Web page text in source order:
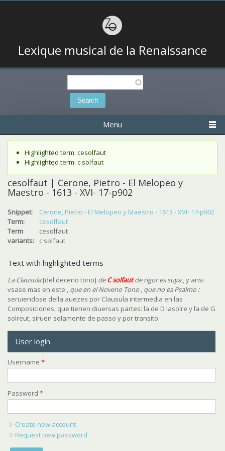
Lexique musical de la Renaissance
Search
Menu
Status message
Highlighted term: cesolfaut
Highlighted term: c solfaut
cesolfaut | Cerone, Pietro - El Melopeo y
Maestro - 1613 - XVI- 17-p902
Snippet:
Cerone, Pietro - El Melopeo y Maestro - 1613 - XVI- 17-p902
Term:
cesolfaut
Term
variants:
cesolfaut
c solfaut
Text with highlighted terms
La Clausula[del deceno tono] deC solfautde rigor es suya, y ansi
vsase mas en este , que en el Noveno Tono , que no es Psalmo :
seruiendose della auezes por Clausula intermedia en las
Composiciones, que tienen diuersas partes: la de D lasolre y la de G
solreut, siruen solamente de passo y por transito.
User login
Username *
Password *
Create new account
Request new password